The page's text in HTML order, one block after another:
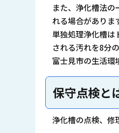
また、浄化槽法
れる場合がありま
単独処理浄化槽は
される汚れを8分
富士見市の生活環
保守点検と
浄化槽の点検、修